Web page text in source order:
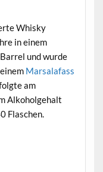
Whisky
in einem
und wurde
Marsalafass
am
Alkoholgehalt
Flaschen.